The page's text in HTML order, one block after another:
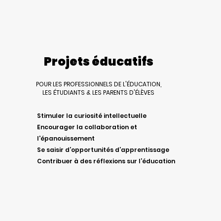
Projets éducatifs
POUR LES PROFESSIONNELS DE L'ÉDUCATION,
LES ÉTUDIANTS & LES PARENTS D'ÉLÈVES
Stimuler la curiosité intellectuelle
Encourager la collaboration et
l'épanouissement
Se saisir d’opportunités d’apprentissage
Contribuer à des réflexions sur l’éducation